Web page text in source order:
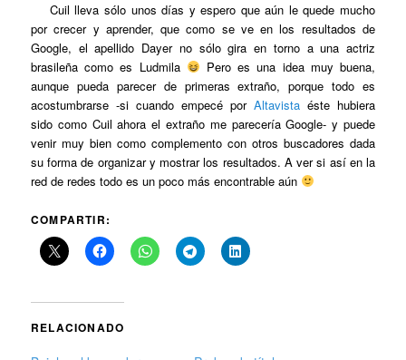
Cuil lleva sólo unos días y espero que aún le quede mucho
por crecer y aprender, que como se ve en los resultados de
Google, el apellido Dayer no sólo gira en torno a una actriz
brasileña como es Ludmila
Pero es una idea muy buena,
aunque pueda parecer de primeras extraño, porque todo es
acostumbrarse -si cuando empecé por Altavistaéste hubiera
sido como Cuil ahora el extraño me parecería Google- y puede
venir muy bien como complemento con otros buscadores dada
su forma de organizar y mostrar los resultados. A ver si así en la
red de redes todo es un poco más encontrable aún
COMPARTIR:
RELACIONADO